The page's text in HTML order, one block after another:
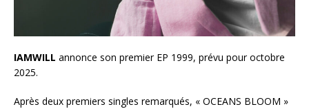
IAMWILL annonce son premier EP 1999, prévu pour octobre
2025.
Après deux premiers singles remarqués, « OCEANS BLOOM »